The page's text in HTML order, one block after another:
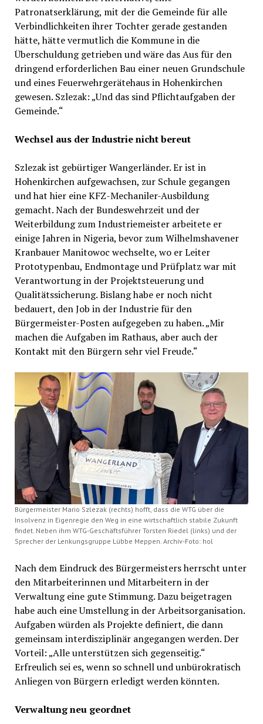
Patronatserklärung, mit der die Gemeinde für alle
Verbindlichkeiten ihrer Tochter gerade gestanden
hätte, hätte vermutlich die Kommune in die
Überschuldung getrieben und wäre das Aus für den
dringend erforderlichen Bau einer neuen Grundschule
und eines Feuerwehrgerätehaus in Hohenkirchen
gewesen. Szlezak: „Und das sind Pflichtaufgaben der
Gemeinde.“
Wechsel aus der Industrie nicht bereut
Szlezak ist gebürtiger Wangerländer. Er ist in
Hohenkirchen aufgewachsen, zur Schule gegangen
und hat hier eine KFZ-Mechaniler-Ausbildung
gemacht. Nach der Bundeswehrzeit und der
Weiterbildung zum Industriemeister arbeitete er
einige Jahren in Nigeria, bevor zum Wilhelmshavener
Kranbauer Manitowoc wechselte, wo er Leiter
Prototypenbau, Endmontage und Prüfplatz war mit
Verantwortung in der Projektsteuerung und
Qualitätssicherung. Bislang habe er noch nicht
bedauert, den Job in der Industrie für den
Bürgermeister-Posten aufgegeben zu haben. „Mir
machen die Aufgaben im Rathaus, aber auch der
Kontakt mit den Bürgern sehr viel Freude.“
Bürgermeister Mario Szlezak (rechts) hofft, dass die WTG über die
Insolvenz in Eigenregie den Weg in eine wirtschaftlich stabile Zukunft
findet. Neben ihm WTG-Geschäftsführer Torsten Riedel (links) und der
Sprecher der Lenkungsgruppe Lübbe Meppen. Archiv-Foto: hol
Nach dem Eindruck des Bürgermeisters herrscht unter
den Mitarbeiterinnen und Mitarbeitern in der
Verwaltung eine gute Stimmung. Dazu beigetragen
habe auch eine Umstellung in der Arbeitsorganisation.
Aufgaben würden als Projekte definiert, die dann
gemeinsam interdisziplinär angegangen werden. Der
Vorteil: „Alle unterstützen sich gegenseitig.“
Erfreulich sei es, wenn so schnell und unbürokratisch
Anliegen von Bürgern erledigt werden könnten.
Verwaltung neu geordnet